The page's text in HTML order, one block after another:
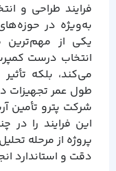
فرایند طراحی و
به‌ویژه در
یکی از
انتخاب درست
می‌کند، بلکه
طول عمر تجهیزات
شرکت پترو تأمین
این فرایند را
پروژه از مرحله
دقت و استاندارد